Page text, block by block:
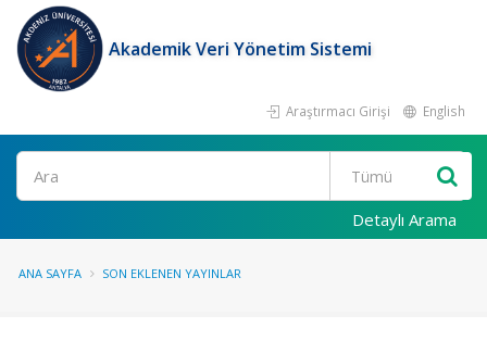
Akademik Veri Yönetim Sistemi
Araştırmacı Girişi English
Ara
Detaylı Arama
ANA SAYFA SON EKLENEN YAYINLAR